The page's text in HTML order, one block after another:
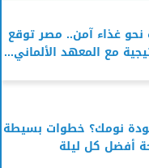
غذاء آمن.. مصر توقع
مع المعهد الألماني...
نومك؟ خطوات بسيطة
أفضل كل ليلة